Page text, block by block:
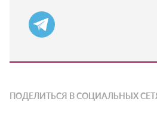
ПОДЕЛИТЬСЯ В СОЦИАЛЬНЫХ